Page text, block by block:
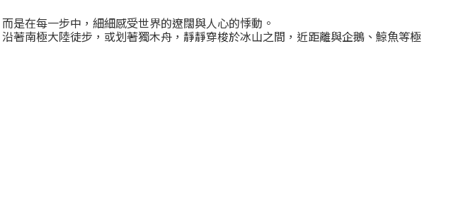
是在每一步中，細細感受世界的遼闊與人心的悸動。
著南極大陸徒步，或划著獨木舟，靜靜穿梭於冰山之間，近距離與企鵝、鯨魚等極